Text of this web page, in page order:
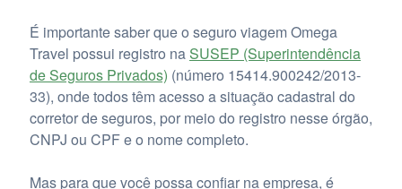
É importante saber que o seguro viagem Omega
Travel possui registro naSUSEP (Superintendência
de Seguros Privados) (número 15414.900242/2013-
33), onde todos têm acesso a situação cadastral do
corretor de seguros, por meio do registro nesse órgão,
CNPJ ou CPF e o nome completo.
Mas para que você possa confiar na empresa, é